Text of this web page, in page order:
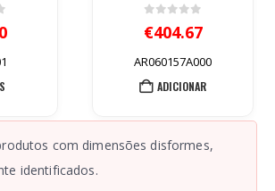
€2,644.50
MTK3620275
ADICIONAR
com dimensões disformes,
identificados.